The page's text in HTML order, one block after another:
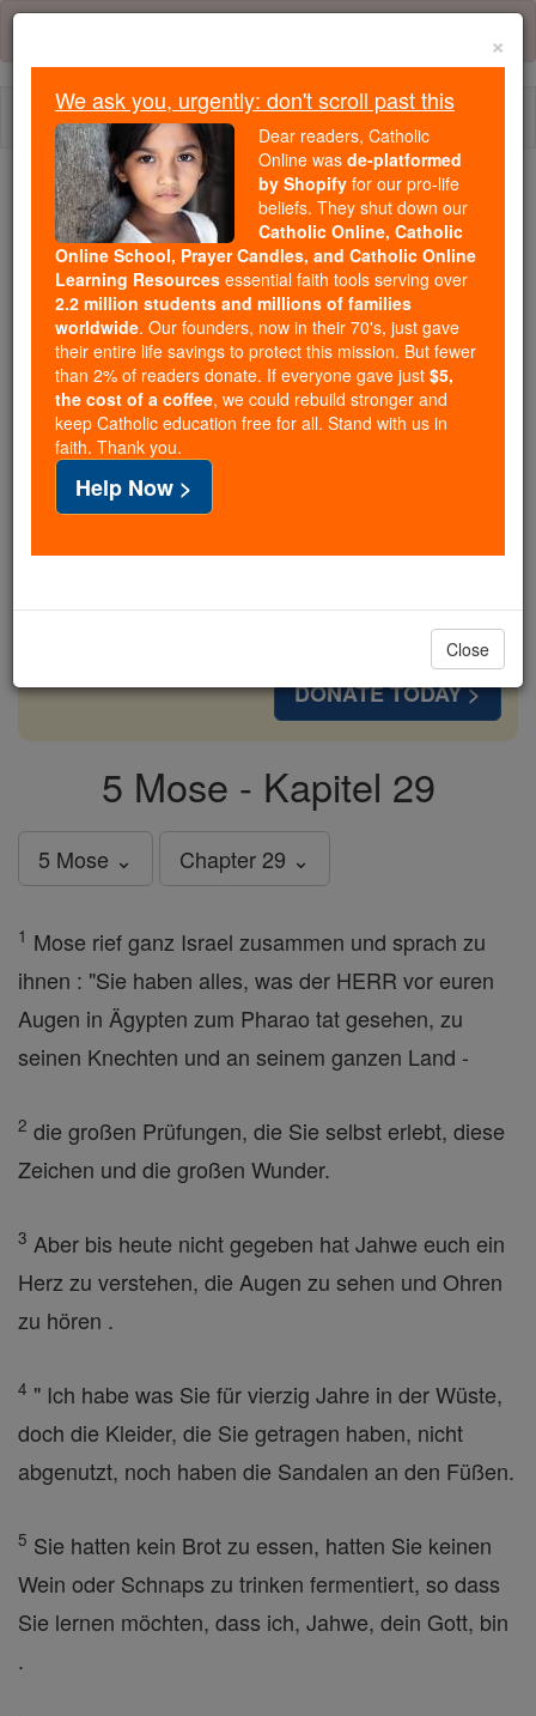
Skip
content
Because of You, 2.2 Million
Students Are Being Formed in the
Faith
Because of generous supporters like you,
Catholic Online School has already delivered
free, faithful Catholic education to over 2.2
million students across 193 countries. In an age
of noise and algorithms, you are helping form
souls with truth, prayer, Scripture, and Christ.
If everyone who reads this gave just $5 — the
free for all. Be Courageous. Be Catholic. Stand
DONATE TODAY >
5 Mose - Kapitel 29
5 Mose ⌄ Chapter 29 ⌄
1 Mose rief ganz Israel zusammen und sprach zu
ihnen : "Sie haben alles, was der HERR vor euren
Augen in Ägypten zum Pharao tat gesehen, zu
seinen Knechten und an seinem ganzen Land -
2 die großen Prüfungen, die Sie selbst erlebt, diese
Zeichen und die großen Wunder.
3 Aber bis heute nicht gegeben hat Jahwe euch ein
Herz zu verstehen, die Augen zu sehen und Ohren
zu hören .
4 " Ich habe was Sie für vierzig Jahre in der Wüste,
doch die Kleider, die Sie getragen haben, nicht
abgenutzt, noch haben die Sandalen an den Füßen.
5 Sie hatten kein Brot zu essen, hatten Sie keinen
Wein oder Schnaps zu trinken fermentiert, so dass
Sie lernen möchten, dass ich, Jahwe, dein Gott, bin
.
×
We ask you, urgently: don't scroll past this
Dear readers, Catholic
Online was de-platformed
by Shopify for our pro-life
beliefs. They shut down our
Catholic Online, Catholic
Online School, Prayer Candles, and Catholic Online
Learning Resources essential faith tools serving over
2.2 million students and millions of families
worldwide. Our founders, now in their 70's, just gave
their entire life savings to protect this mission. But fewer
than 2% of readers donate. If everyone gave just $5,
the cost of a coffee, we could rebuild stronger and
keep Catholic education free for all. Stand with us in
faith. Thank you.
Help Now >
Close